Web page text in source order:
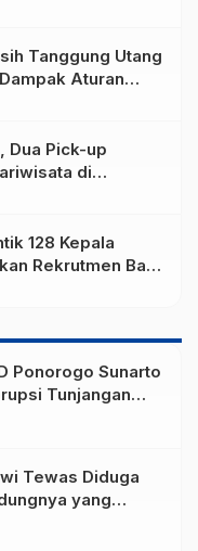
Tanggung Utang
Aturan
Fiskal
Dua Pick-up
di
128 Kepala
Rekrutmen Baru
Jabatan yang
Ponorogo Sunarto
Tunjangan
Tewas Diduga
yang
kejiwaan